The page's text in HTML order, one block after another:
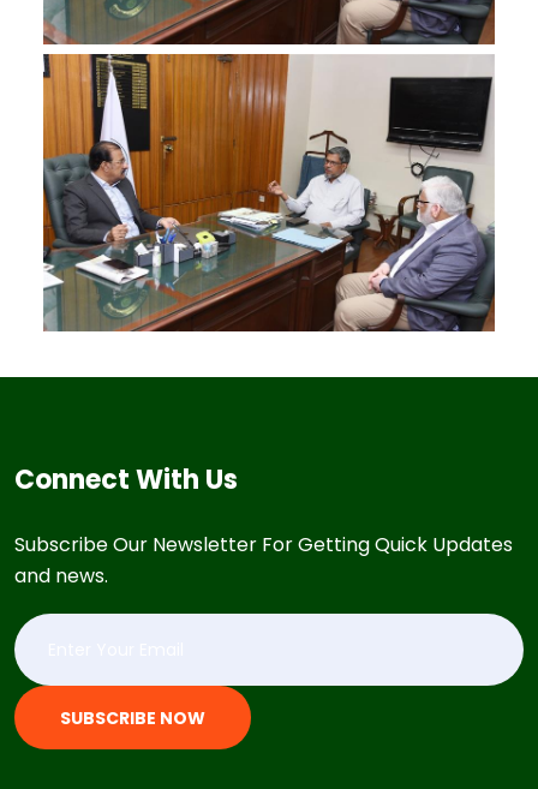
Connect With Us
Subscribe Our Newsletter For Getting Quick Updates
and news.
SUBSCRIBE NOW